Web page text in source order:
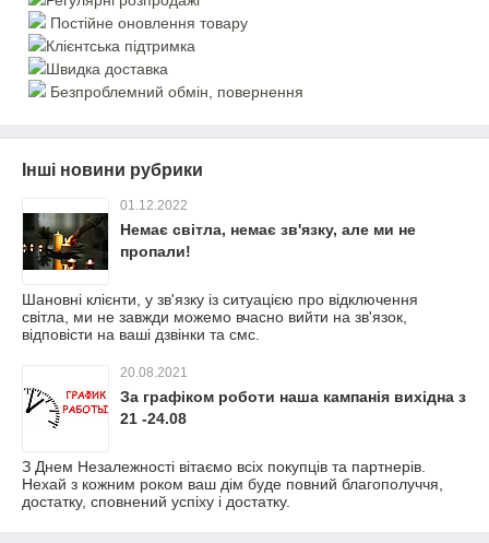
Постійне оновлення товару
Клієнтська підтримка
Швидка доставка
Безпроблемний обмін, повернення
Інші новини рубрики
01.12.2022
Немає світла, немає зв'язку, але ми не
пропали!
Шановні клієнти, у зв'язку із ситуацією про відключення
світла, ми не завжди можемо вчасно вийти на зв'язок,
відповісти на ваші дзвінки та смс.
20.08.2021
За графіком роботи наша кампанія вихідна з
21 -24.08
З Днем Незалежності вітаємо всіх покупців та партнерів.
Нехай з кожним роком ваш дім буде повний благополуччя,
достатку, сповнений успіху і достатку.